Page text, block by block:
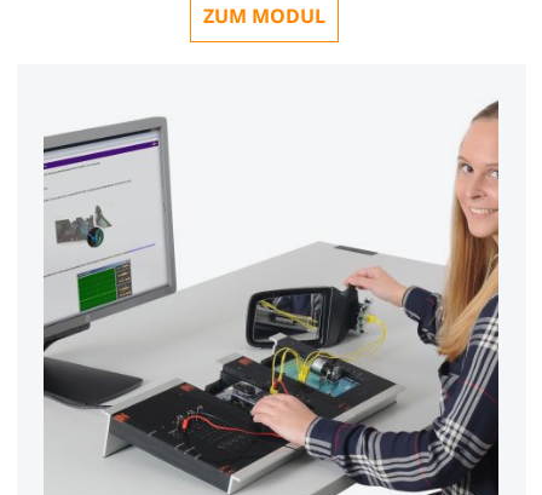
ZUM MODUL